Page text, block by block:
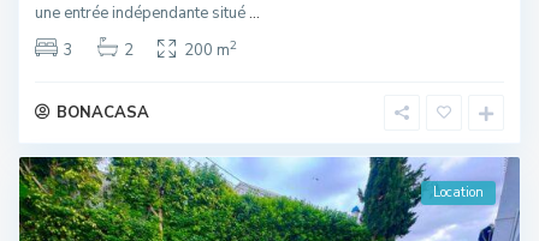
une entrée indépendante situé...
3
2 200 m2
BONACASA
Location